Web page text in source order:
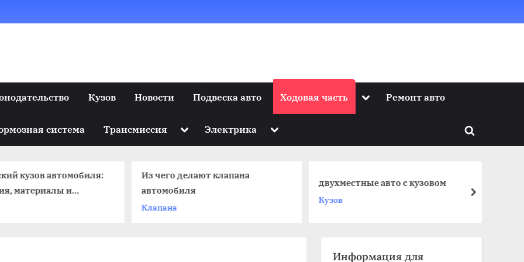
Кузов Новости Подвеска авто Ходовая часть ToggleРемонт авто
система Трансмиссия Toggle
menu
Электрика Toggle
menu
Toggle
Из чего делают клапана
автомобиля
двухместные авто с кузовом чем лучше покрыть кузов авто
next
Информация для